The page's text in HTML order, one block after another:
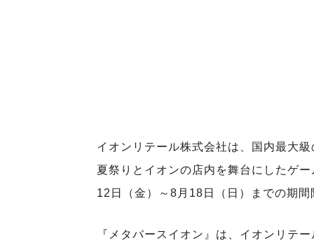
イオンリテール株式会社は、国内最大
夏祭りとイオンの店内を舞台にしたゲ
12日（金）～8月18日（日）までの期間
『メタバースイオン』は、イオンリテ